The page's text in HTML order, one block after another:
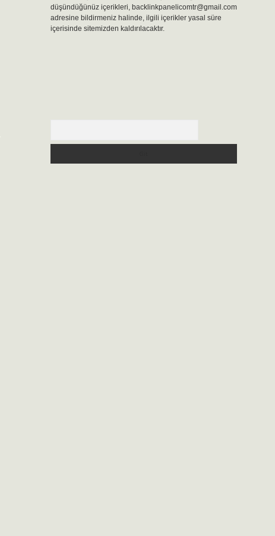
düşündüğünüz içerikleri, backlinkpanelicomtr@gmail.com
adresine bildirmeniz halinde, ilgili içerikler yasal süre
içerisinde sitemizden kaldırılacaktır.